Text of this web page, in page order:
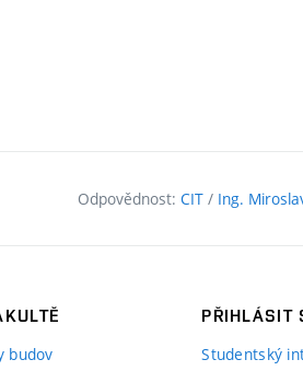
Odpovědnost: CIT / Ing.
budov
PŘIHLÁSIT
Studentský